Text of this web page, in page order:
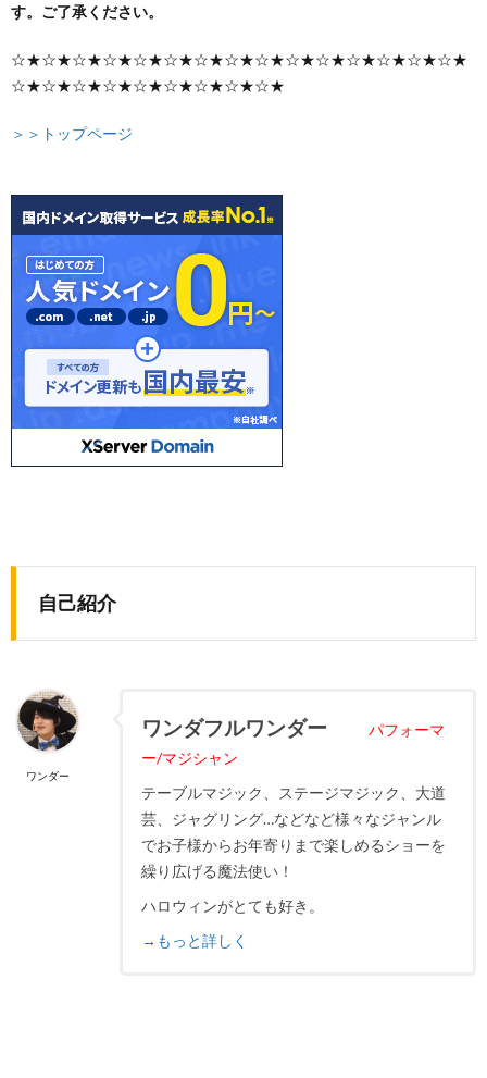
す。ご了承ください。
☆★☆★☆★☆★☆★☆★☆★☆★☆★☆★☆★☆★☆★☆★☆★
☆★☆★☆★☆★☆★☆★☆★☆★☆★
＞＞トップページ
自己紹介
ワンダー
ワンダフルワンダー
パフォーマ
ー/マジシャン
テーブルマジック、ステージマジック、大道
芸、ジャグリング…などなど様々なジャンル
でお子様からお年寄りまで楽しめるショーを
繰り広げる魔法使い！
ハロウィンがとても好き。
→もっと詳しく